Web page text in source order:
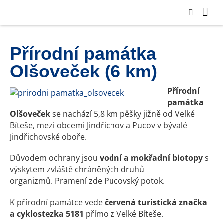
Přírodní památka
Olšoveček (6 km)
Přírodní
památka
Olšovečekse nachází 5,8 km pěšky jižně od Velké
Bíteše, mezi obcemi Jindřichov a Pucov v bývalé
Jindřichovské oboře.
Důvodem ochrany jsou vodní a mokřadní biotopys
výskytem zvláště chráněných druhů
organizmů. Pramení zde Pucovský potok.
K přírodní památce vedečervená turistická značka
a cyklostezka 5181 přímo z Velké Bíteše.